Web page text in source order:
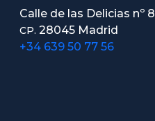
Calle de las Delicias nº 8
CP. 28045 Madrid
+34 639 50 77 56